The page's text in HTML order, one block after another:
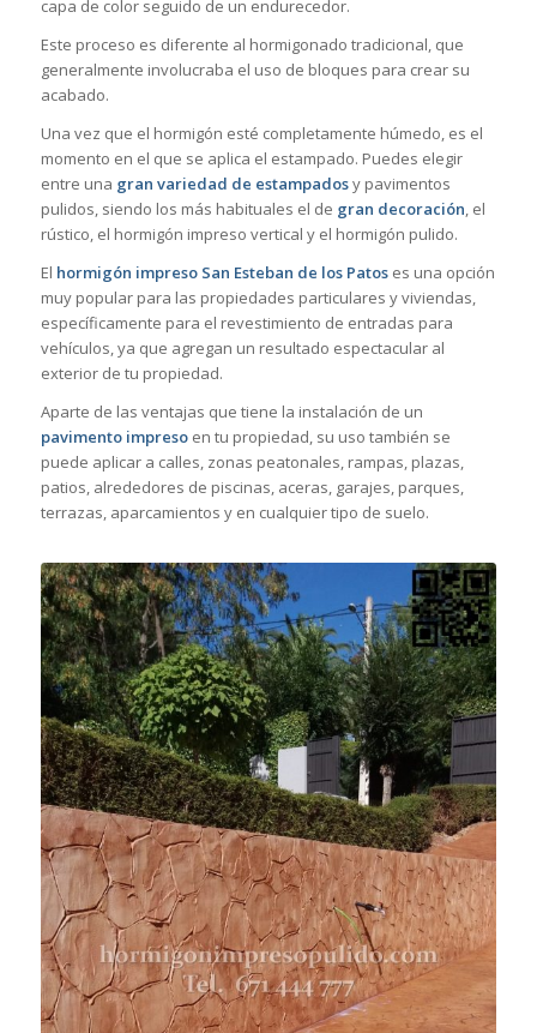
capa de color seguido de un endurecedor.
Este proceso es diferente al hormigonado tradicional, que
generalmente involucraba el uso de bloques para crear su
acabado.
Una vez que el hormigón esté completamente húmedo, es el
momento en el que se aplica el estampado. Puedes elegir
entre una gran variedad de estampadosy pavimentos
pulidos, siendo los más habituales el de gran decoración, el
rústico, el hormigón impreso vertical y el hormigón pulido.
El hormigón impreso San Esteban de los Patoses una opción
muy popular para las propiedades particulares y viviendas,
específicamente para el revestimiento de entradas para
vehículos, ya que agregan un resultado espectacular al
exterior de tu propiedad.
Aparte de las ventajas que tiene la instalación de un
pavimento impresoen tu propiedad, su uso también se
puede aplicar a calles, zonas peatonales, rampas, plazas,
patios, alrededores de piscinas, aceras, garajes, parques,
terrazas, aparcamientos y en cualquier tipo de suelo.